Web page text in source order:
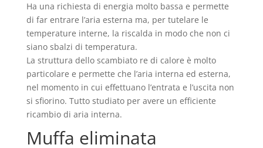
Ha una richiesta di energia molto bassa e permette
di far entrare l’aria esterna ma, per tutelare le
temperature interne, la riscalda in modo che non ci
siano sbalzi di temperatura.
La struttura dello scambiato re di calore è molto
particolare e permette che l’aria interna ed esterna,
nel momento in cui effettuano l’entrata e l’uscita non
si sfiorino. Tutto studiato per avere un efficiente
ricambio di aria interna.
Muffa eliminata